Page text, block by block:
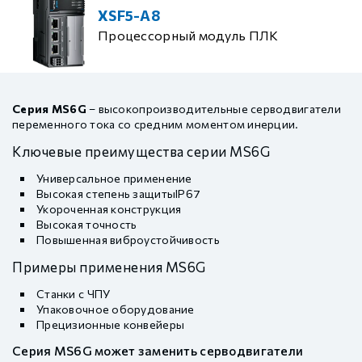
XSF5-A8
Процессорный модуль ПЛК
Серия MS6G – высокопроизводительные серводвигатели
переменного тока со средним моментом инерции.
Ключевые преимущества серии MS6G
Универсальное применение
Высокая степень защитыIP67
Укороченная конструкция
Высокая точность
Повышенная виброустойчивость
Примеры применения MS6G
Станки с ЧПУ
Упаковочное оборудование
Прецизионные конвейеры
Серия MS6G может заменить серводвигатели